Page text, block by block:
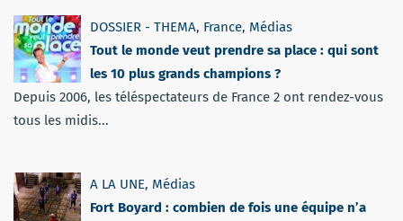
DOSSIER - THEMA, France, Médias
Tout le monde veut prendre sa place : qui sont
les 10 plus grands champions ?
Depuis 2006, les téléspectateurs de France 2 ont rendez-vous
tous les midis...
A LA UNE, Médias
Fort Boyard : combien de fois une équipe n’a